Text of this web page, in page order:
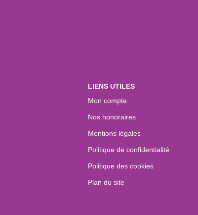
LIENS UTILES
Mon compte
Nos honoraires
Mentions légales
Politique de confidentialité
Politique des cookies
Plan du site